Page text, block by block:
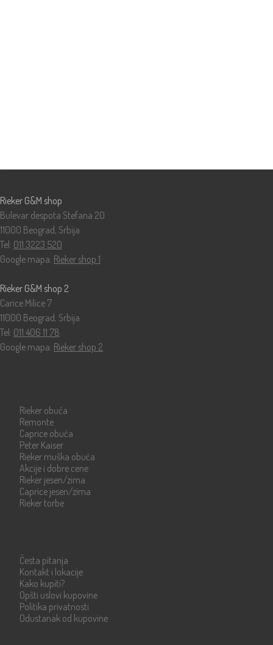
Rieker G&M shop
Bulevar despota Stefana 20
11000 Beograd, Srbija
Tel: 011 3223 520
Google mapa: Rieker shop 1
Rieker G&M shop 2
Carice Milice 7
11000 Beograd, Srbija
Tel: 011 406 11 78
Google mapa: Rieker shop 2
Rieker obuća
Remonte
Caprice obuća
Peter Kaiser
Rieker muška obuća
Akcije i dobre cene
Rieker jesen/zima
Caprice jesen/zima
Rieker torbe
Česta pitanja
Kontakt i lokacije
Kako kupiti?
Opšti uslovi kupovine
Politika privatnosti
Odustanak od kupovine